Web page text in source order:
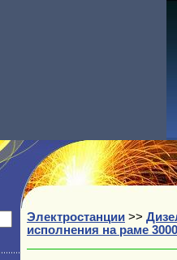
Электростанции >>
исполнения на раме